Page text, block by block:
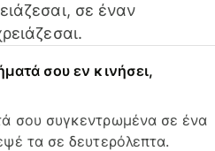
σε έναν
σου εν κινήσει,
σου συγκεντρωμένα σε ένα
τα σε δευτερόλεπτα.